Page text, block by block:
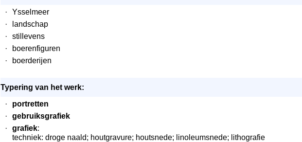
·
Ysselmeer
·
landschap
·
stillevens
·
boerenfiguren
·
boerderijen
Typering van het werk:
·
portretten
·
gebruiksgrafiek
·
grafiek:
techniek: droge naald; houtgravure; houtsnede; linoleumsnede; lithografie